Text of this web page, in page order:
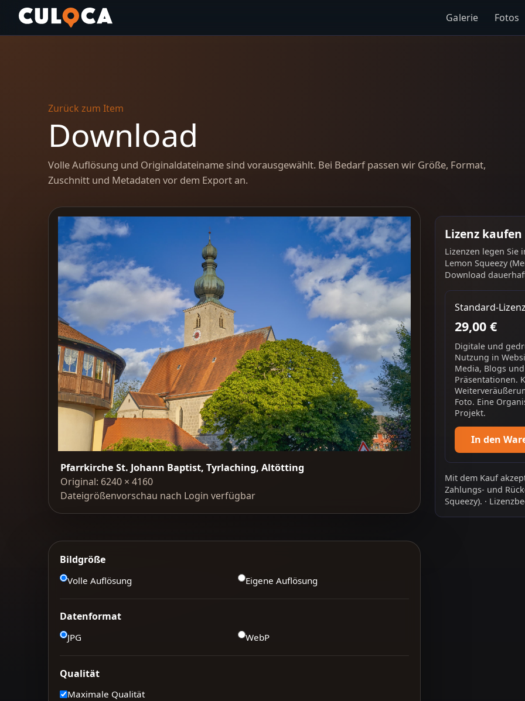
Galerie Fotos
Zurück zum Item
Download
Volle Auflösung und Originaldateiname sind vorausgewählt. Bei Bedarf passen wir Größe, Format,
Zuschnitt und Metadaten vor dem Export an.
Pfarrkirche St. Johann Baptist, Tyrlaching, Altötting
Original: 6240 × 4160
Dateigrößenvorschau nach Login verfügbar
Lizenz kaufen
Lizenzen legen Sie
Lemon Squeezy
Download
Standard-Lizenz
29,00 €
Digitale und
Nutzung in
Media, Blogs und
Präsentationen.
Foto. Eine
Projekt.
In den
Mit dem Kauf
Zahlungs- und
Squeezy). ·
Bildgröße
Volle Auflösung Eigene Auflösung
Datenformat
JPG WebP
Qualität
Maximale Qualität